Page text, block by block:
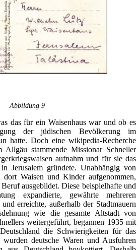
Abbildung 9
das für ein Waisenhaus war und ob es
der jüdischen Bevölkerung im
hatte. Doch eine wikipedia-Recherche
Allgäu stammende Missionar Schneller
aufnahm und für sie das
Jerusalem gründete. Unabhängig von
Waisen und Kinder aufgenommen,
ausgebildet. Diese beispielhafte und
expandierte, gewährte mehreren
erreichte, außerhalb der Stadtmauern
wie die gesamte Altstadt von
weitergeführt, begannen 1935 mit
die Schwierigkeiten für das
wurden deutsche Waren und Ausfuhren